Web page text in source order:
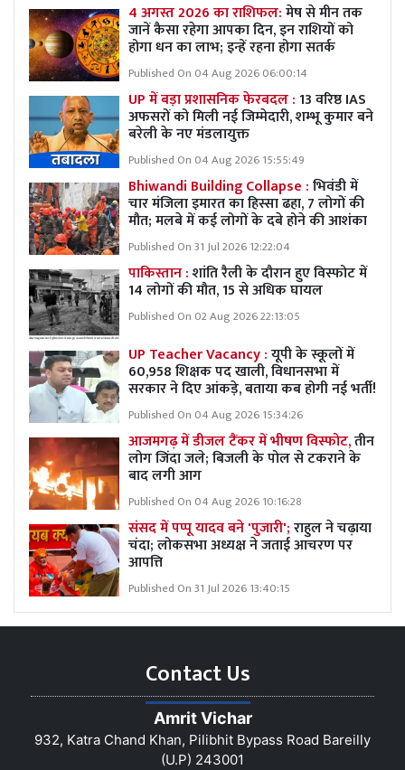
4 अगस्त 2026 का राशिफल:मेष से मीन तक
जानें कैसा रहेगा आपका दिन, इन राशियों को
होगा धन का लाभ; इन्हें रहना होगा सतर्क
Published On 04 Aug 2026 06:00:14
UP में बड़ा प्रशासनिक फेरबदल :13 वरिष्ठ IAS
अफसरों को मिली नई जिम्मेदारी, शम्भू कुमार बने
बरेली के नए मंडलायुक्त
Published On 04 Aug 2026 15:55:49
Bhiwandi Building Collapse :भिवंडी में
चार मंजिला इमारत का हिस्सा ढहा, 7 लोगों की
मौत; मलबे में कई लोगों के दबे होने की आशंका
Published On 31 Jul 2026 12:22:04
पाकिस्तान :शांति रैली के दौरान हुए विस्फोट में
14 लोगों की मौत, 15 से अधिक घायल
Published On 02 Aug 2026 22:13:05
UP Teacher Vacancy :यूपी के स्कूलों में
60,958 शिक्षक पद खाली, विधानसभा में
सरकार ने दिए आंकड़े, बताया कब होगी नई भर्ती!
Published On 04 Aug 2026 15:34:26
आजमगढ़ में डीजल टैंकर में भीषण विस्फोट,तीन
लोग जिंदा जले; बिजली के पोल से टकराने के
बाद लगी आग
Published On 04 Aug 2026 10:16:28
संसद में पप्पू यादव बने 'पुजारी';राहुल ने चढ़ाया
चंदा; लोकसभा अध्यक्ष ने जताई आचरण पर
आपत्ति
Published On 31 Jul 2026 13:40:15
Contact Us
Amrit Vichar
932, Katra Chand Khan, Pilibhit Bypass Road Bareilly
(U.P) 243001